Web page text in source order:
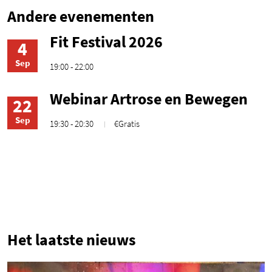
Andere evenementen
4
Sep
Fit Festival 2026
19:00 - 22:00
22
Sep
Webinar Artrose en Bewegen
19:30 - 20:30 €Gratis
Het laatste nieuws